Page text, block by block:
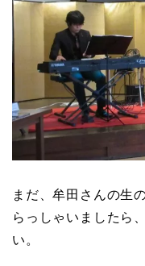
まだ、牟田さんの生
らっしゃいましたら
い。